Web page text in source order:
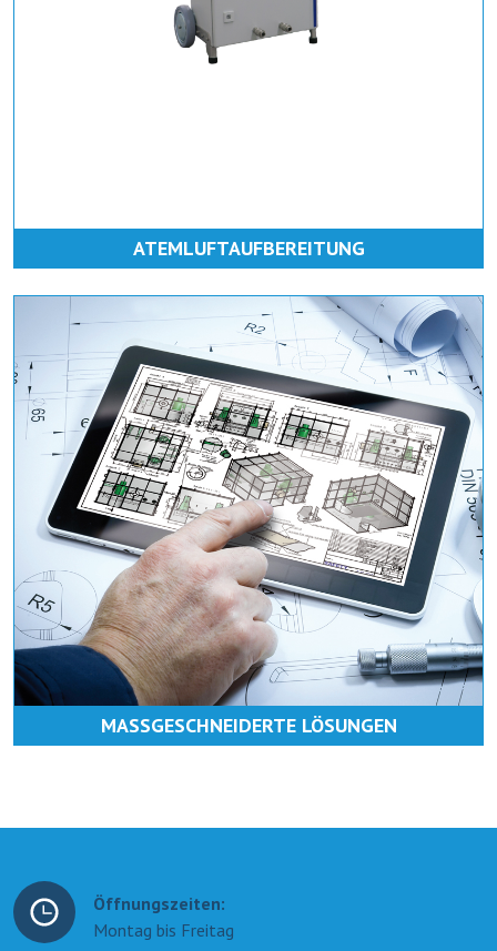
ATEMLUFTAUFBEREITUNG
MASSGESCHNEIDERTE LÖSUNGEN
Öffnungszeiten:
Montag bis Freitag